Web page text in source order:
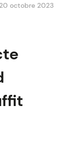
octobre 2023